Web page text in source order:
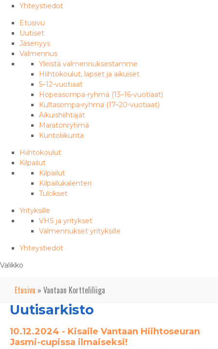
Yhteystiedot
Etusivu
Uutiset
Jäsenyys
Valmennus
Yleistä valmennuksestamme
Hiihtokoulut, lapset ja aikuiset
5–12-vuotiaat
Hopeasompa-ryhmä (13–16-vuotiaat)
Kultasompa-ryhmä (17–20-vuotiaat)
Aikuishiihtäjät
Maratonryhmä
Kuntoliikunta
Hiihtokoulut
Kilpailut
Kilpailut
Kilpailukalenteri
Tulokset
Yrityksille
VHS ja yritykset
Valmennukset yrityksille
Yhteystiedot
Valikko
Etusivu » Vantaan Kortteliliiga
Uutisarkisto
10.12.2024 - Kisaile Vantaan Hiihtoseuran
Jasmi-cupissa ilmaiseksi!